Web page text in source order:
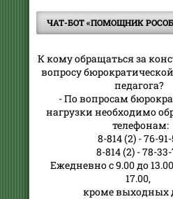
ЧАТ-БОТ «ПОМОЩНИК
К кому обращаться за
вопросу
педагога?
- По вопросам
нагрузки необходимо
телефонам:
8-814 (2) - 76-91-
8-814 (2) - 78-
Ежедневно с 9.00 до
17.00,
кроме выходных